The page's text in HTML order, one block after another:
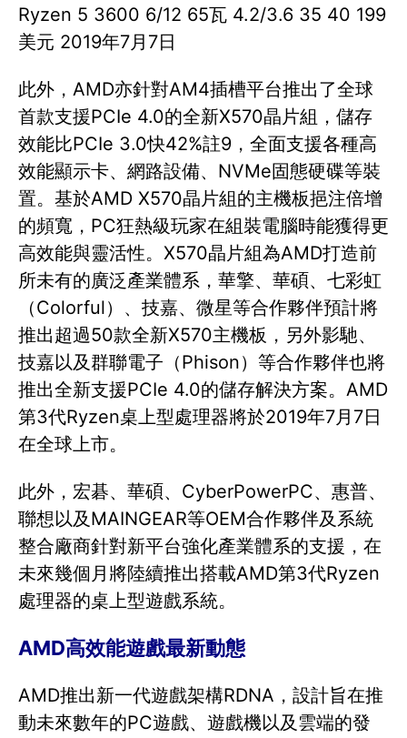
Ryzen 5 3600 6/12 65瓦 4.2/3.6 35 40 199
美元 2019年7月7日
此外，AMD亦針對AM4插槽平台推出了全球
首款支援PCIe 4.0的全新X570晶片組，儲存
效能比PCIe 3.0快42%註9，全面支援各種高
效能顯示卡、網路設備、NVMe固態硬碟等裝
置。基於AMD X570晶片組的主機板挹注倍增
的頻寬，PC狂熱級玩家在組裝電腦時能獲得更
高效能與靈活性。X570晶片組為AMD打造前
所未有的廣泛產業體系，華擎、華碩、七彩虹
（Colorful）、技嘉、微星等合作夥伴預計將
推出超過50款全新X570主機板，另外影馳、
技嘉以及群聯電子（Phison）等合作夥伴也將
推出全新支援PCIe 4.0的儲存解決方案。AMD
第3代Ryzen桌上型處理器將於2019年7月7日
在全球上市。
此外，宏碁、華碩、CyberPowerPC、惠普、
聯想以及MAINGEAR等OEM合作夥伴及系統
整合廠商針對新平台強化產業體系的支援，在
未來幾個月將陸續推出搭載AMD第3代Ryzen
處理器的桌上型遊戲系統。
AMD高效能遊戲最新動態
AMD推出新一代遊戲架構RDNA，設計旨在推
動未來數年的PC遊戲、遊戲機以及雲端的發